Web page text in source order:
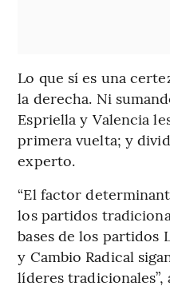
Lo que sí es una
la derecha. Ni
Espriella y Valencia
primera vuelta; y
experto.
“El factor
los partidos
bases de los partidos
y Cambio Radical
líderes tradicionales”,